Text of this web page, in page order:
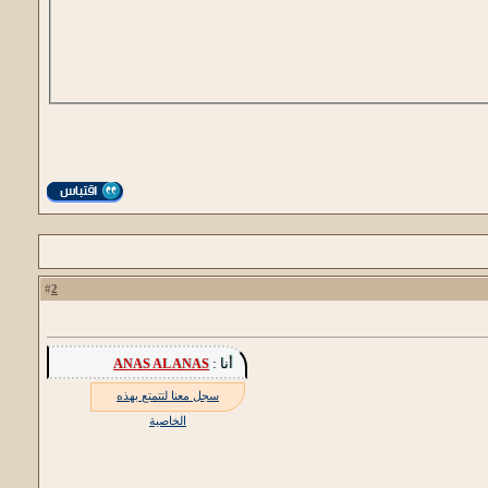
2
أنا : ANAS AL ANAS
سجل معنا لتتمتع بهذه
الخاصية